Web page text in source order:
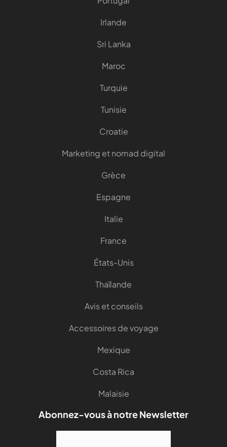
Irlande
Sri Lanka
Maroc
Turquie
Tunisie
Croatie
Marketing et nomad digital
Grèce
Espagne
Italie
France
États-Unis
Thaïlande
Avis et conseils
Accessoires de voyage
Mexique
Costa Rica
Malaisie
Abonnez-vous à notre Newsletter